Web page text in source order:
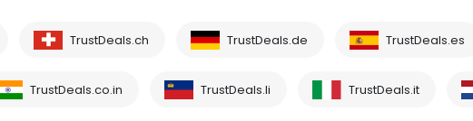
TrustDeals.ch TrustDeals.de TrustDeals.es
TrustDeals.co.in TrustDeals.li TrustDeals.it